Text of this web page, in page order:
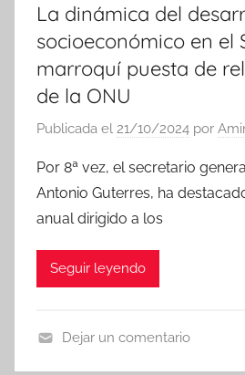
La dinámica del
socioeconómico en el
marroquí puesta de
de la ONU
Publicada el 21/10/2024 por
Por 8ª vez, el secretario
Antonio Guterres, ha
anual dirigido a los
Seguir leyendo
Dejar un comentario